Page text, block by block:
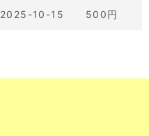
2025-10-15 500円